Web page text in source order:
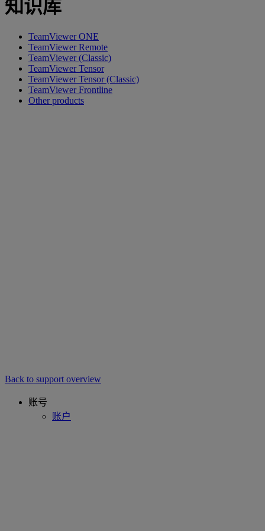
知识库
TeamViewer ONE
TeamViewer Remote
TeamViewer (Classic)
TeamViewer Tensor
TeamViewer Tensor (Classic)
TeamViewer Frontline
Other products
Back to support overview
账号
账户